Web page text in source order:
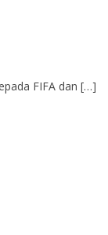
FIFA dan […]